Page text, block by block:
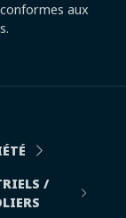
aux
/